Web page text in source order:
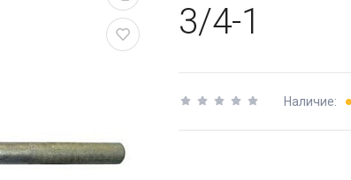
3/4-1
Наличие: